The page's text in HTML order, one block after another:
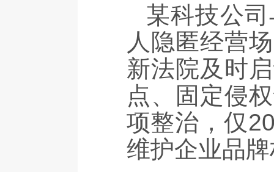
某科技公
人隐匿经营
新法院及时
点、固定侵
项整治，仅
维护企业品